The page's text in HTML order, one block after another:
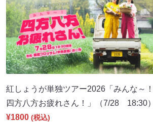
紅しょうが単独ツアー2026「みんな～！
四方八方お疲れさん！」（7/28 18:30）
¥1800 (税込)